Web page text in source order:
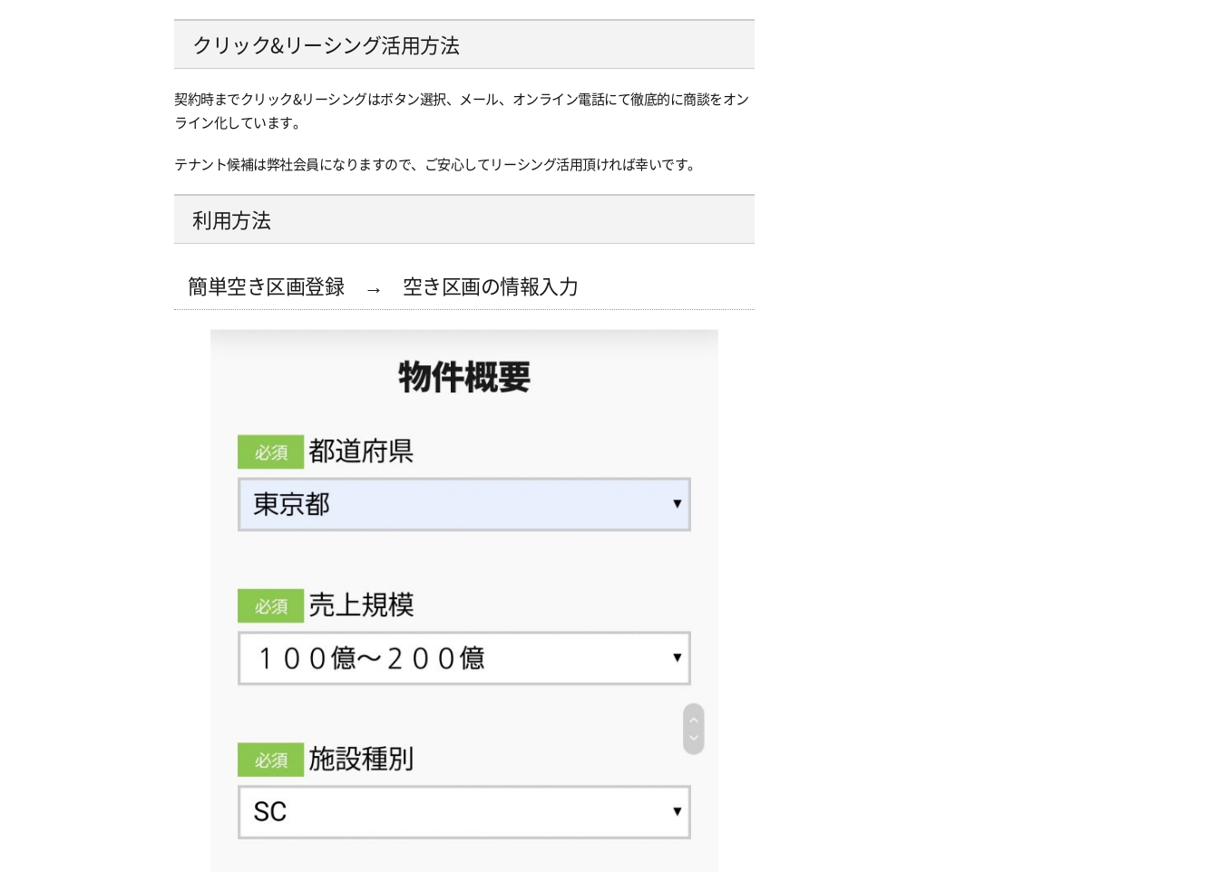
クリック&リーシング活用方法
契約時までクリック&リーシングはボタン選択、メール、オンライン電話にて徹底的に商談をオン
ライン化しています。
テナント候補は弊社会員になりますので、ご安心してリーシング活用頂ければ幸いです。
利用方法
簡単空き区画登録 → 空き区画の情報入力